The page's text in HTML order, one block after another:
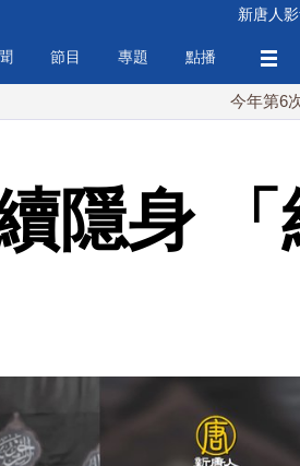
新唐人
節目 專題 點播
今年第6次！朝鮮
隱身 「